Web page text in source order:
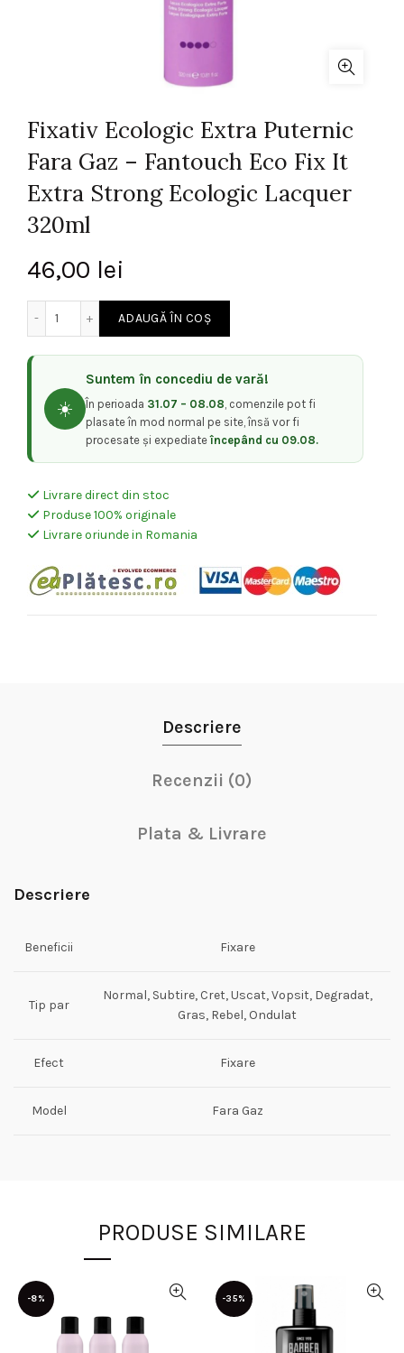
Fixativ Ecologic Extra Puternic
Fara Gaz – Fantouch Eco Fix It
Extra Strong Ecologic Lacquer
320ml
46,00 lei
Cantitate Fixativ Ecologic Extra Puternic Fara Gaz -
ADAUGĂ ÎN COȘ
☀️
Suntem în concediu de vară!
În perioada 31.07 – 08.08, comenzile pot fi
plasate în mod normal pe site, însă vor fi
procesate și expediateîncepând cu 09.08.
Livrare direct din stoc
Produse 100% originale
Livrare oriunde in Romania
Descriere
Recenzii (0)
Plata & Livrare
Descriere
Beneficii Fixare
Tip par
Normal, Subtire, Cret, Uscat, Vopsit, Degradat,
Gras, Rebel, Ondulat
Efect Fixare
Model Fara Gaz
PRODUSE SIMILARE
-8% -35%